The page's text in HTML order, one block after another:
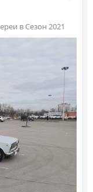
в Сезон 2021